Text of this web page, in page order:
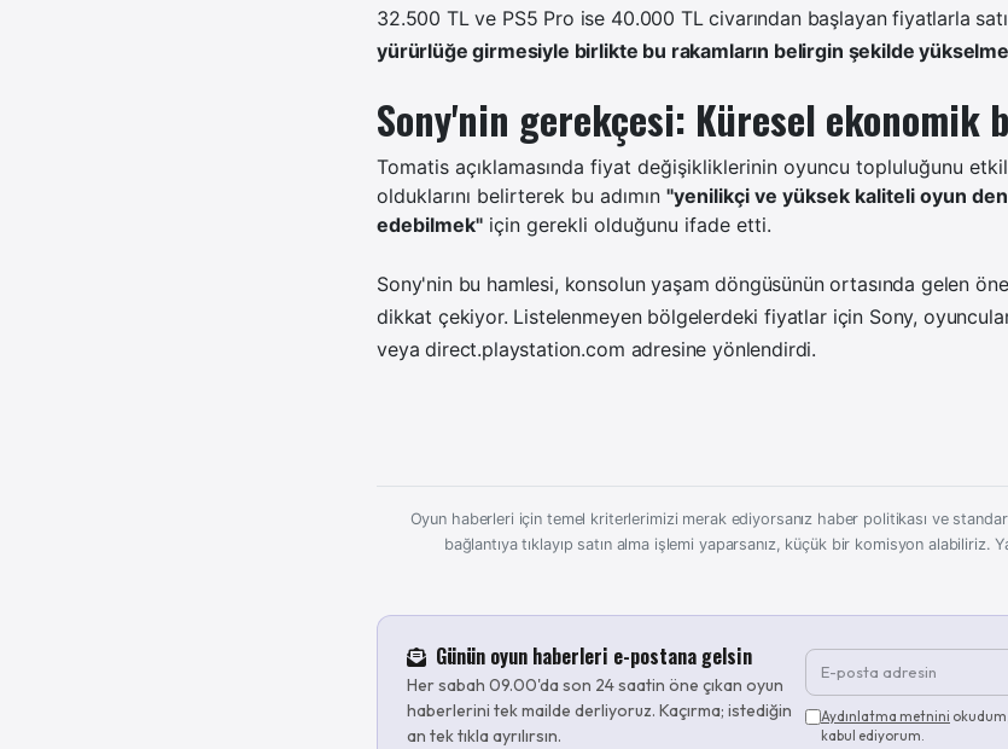
32.500 TL ve PS5 Pro ise 40.000 TL civarından başlayan fiyatlarla
yürürlüğe girmesiyle birlikte bu rakamların belirgin şekilde
Sony'nin gerekçesi: Küresel ekonomik
Tomatis açıklamasında fiyat değişikliklerinin oyuncu topluluğunu
olduklarını belirterek bu adımın "yenilikçi ve yüksek kaliteli oyun
edebilmek" için gerekli olduğunu ifade etti.
Sony'nin bu hamlesi, konsolun yaşam döngüsünün ortasında gelen
dikkat çekiyor. Listelenmeyen bölgelerdeki fiyatlar için Sony,
veya direct.playstation.com adresine yönlendirdi.
Oyun haberleri için temel kriterlerimizi merak ediyorsanız haber politikası ve
bağlantıya tıklayıp satın alma işlemi yaparsanız, küçük bir komisyon alabiliriz.
Günün oyun haberleri e-postana gelsin
Her sabah 09.00'da son 24 saatin öne çıkan oyun
haberlerini tek mailde derliyoruz. Kaçırma; istediğin
an tek tıkla ayrılırsın.
Aydınlatma metnini
kabul ediyorum.